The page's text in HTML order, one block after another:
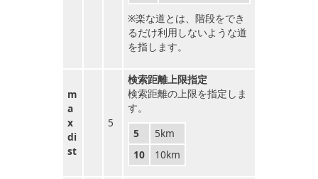
※楽な道とは、階段をでき
るだけ利用しないような道
を指します。
m
a
x
di
st
5
検索距離上限指定
検索距離の上限を指定しま
す。
5
5km
10
10km